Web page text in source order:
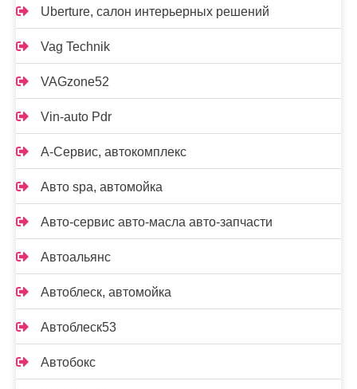
Uberture, салон интерьерных решений
Vag Technik
VAGzone52
Vin-auto Pdr
А-Сервис, автокомплекс
Авто spa, автомойка
Авто-сервис авто-масла авто-запчасти
Автоальянс
Автоблеск, автомойка
Автоблеск53
Автобокс